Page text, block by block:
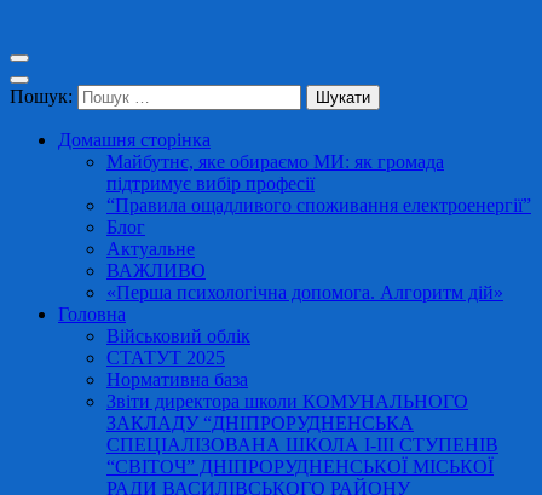
Пошук:
Домашня сторінка
Майбутнє, яке обираємо МИ: як громада
підтримує вибір професії
“Правила ощадливого споживання електроенергії”
Блог
Актуальне
ВАЖЛИВО
«Перша психологічна допомога. Алгоритм дій»
Головна
Військовий облік
СТАТУТ 2025
Нормативна база
Звіти директора школи КОМУНАЛЬНОГО
ЗАКЛАДУ “ДНІПРОРУДНЕНСЬКА
СПЕЦІАЛІЗОВАНА ШКОЛА І-ІІІ СТУПЕНІВ
“СВІТОЧ” ДНІПРОРУДНЕНСЬКОЇ МІСЬКОЇ
РАДИ ВАСИЛІВСЬКОГО РАЙОНУ